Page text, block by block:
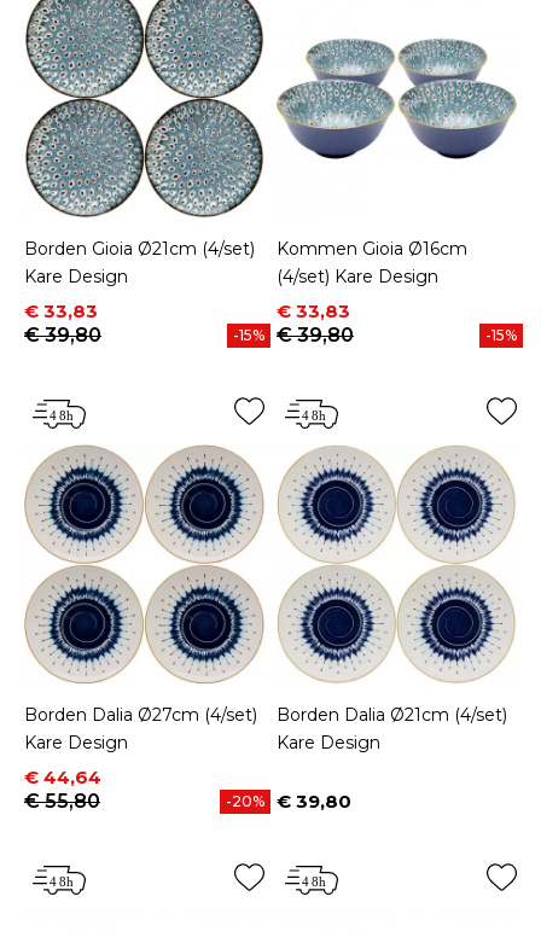
Borden Gioia Ø21cm (4/set)
Kare Design
Prijs
€ 33,83
Normale prijs
€ 39,80
-15%
Kommen Gioia Ø16cm
(4/set) Kare Design
Prijs
€ 33,83
Normale prijs
€ 39,80
-15%
Borden Dalia Ø27cm (4/set)
Kare Design
Prijs
€ 44,64
Normale prijs
€ 55,80
-20%
Borden Dalia Ø21cm (4/set)
Kare Design
Prijs
€ 39,80